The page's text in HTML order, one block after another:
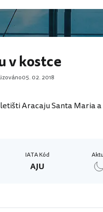
v kostce
05. 02. 2018
Aracaju Santa Maria
IATA Kód
AJU